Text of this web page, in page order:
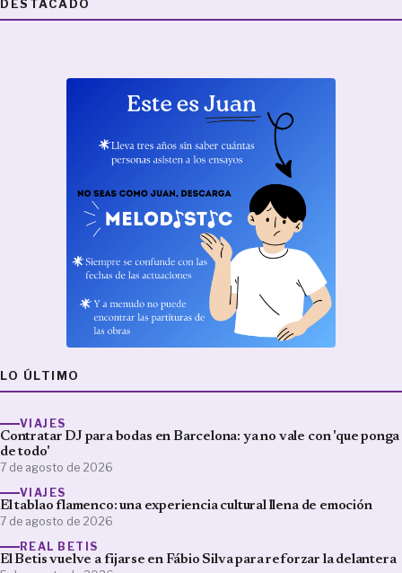
DESTACADO
LO ÚLTIMO
VIAJES
Contratar DJ para bodas en Barcelona: ya no vale con 'que ponga
de todo'
7 de agosto de 2026
VIAJES
El tablao flamenco: una experiencia cultural llena de emoción
7 de agosto de 2026
REAL BETIS
El Betis vuelve a fijarse en Fábio Silva para reforzar la delantera